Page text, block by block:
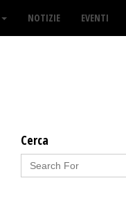
NOTIZIE EVENTI
Cerca